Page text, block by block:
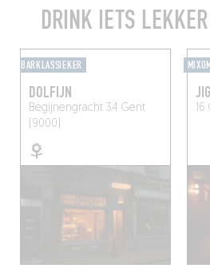
DRINK IETS
BARKLASSIEKER
DOLFIJN
Begijnengracht 34 Gent
(9000)